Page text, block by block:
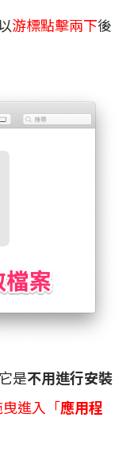
游標點擊兩下後
是不用進行安裝
進入「應用程